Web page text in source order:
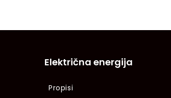
Električna energija
Propisi